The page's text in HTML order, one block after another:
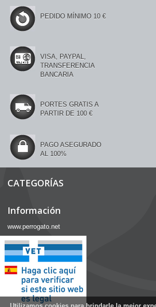
PEDIDO MÍNIMO 10 €
VISA, PAYPAL,
TRANSFERENCIA
BANCARIA
PORTES GRATIS A
PARTIR DE 100 €
PAGO ASEGURADO
AL 100%
CATEGORÍAS
Información
www.perrogato.net